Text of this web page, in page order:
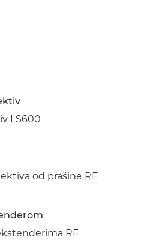
LS600
od prašine RF
RF